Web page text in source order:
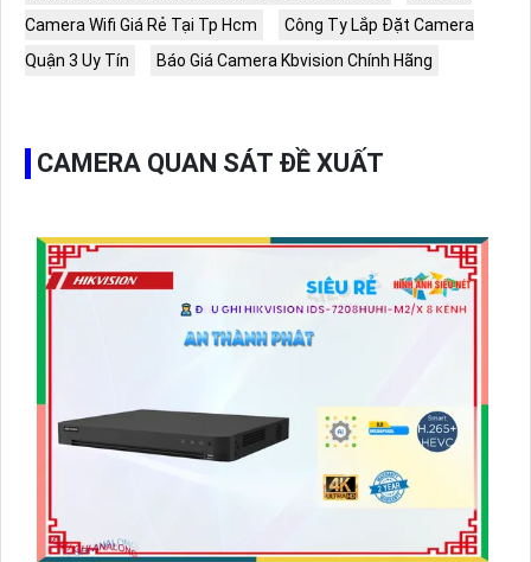
Camera Wifi Giá Rẻ Tại Tp Hcm
Công Ty Lắp Đặt Camera
Quận 3 Uy Tín
Báo Giá Camera Kbvision Chính Hãng
CAMERA QUAN SÁT ĐỀ XUẤT